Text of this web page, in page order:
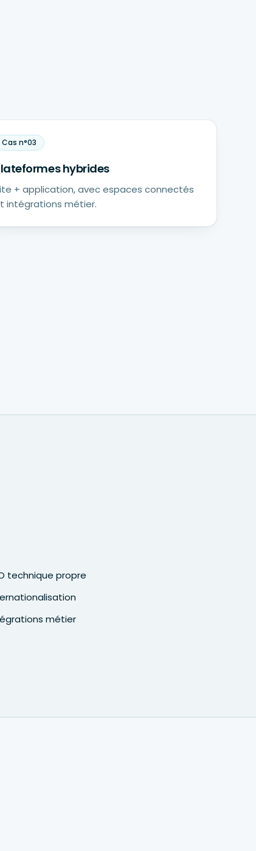
Cas n°03
hybrides
+ application, avec espaces connectés
intégrations métier.
technique propre
métier